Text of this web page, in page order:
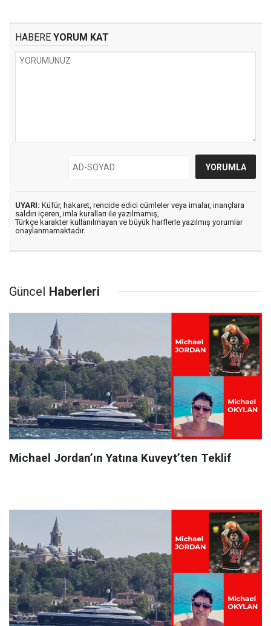
HABERE YORUM KAT
UYARI: Küfür, hakaret, rencide edici cümleler veya imalar, inançlara
saldırı içeren, imla kuralları ile yazılmamış,
Türkçe karakter kullanılmayan ve büyük harflerle yazılmış yorumlar
onaylanmamaktadır.
Güncel Haberleri
Michael Jordan’ın Yatına Kuveyt’ten Teklif